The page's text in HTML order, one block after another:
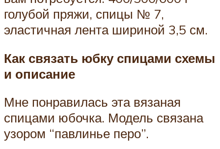
голубой пряжи, спицы № 7,
эластичная лента шириной 3,5 см.
Как связать юбку спицами схемы
и описание
Мне понравилась эта вязаная
спицами юбочка. Модель связана
узором “павлинье перо”.